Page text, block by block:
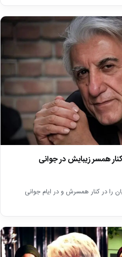
همسر زیبایش در جوانی
را در کنار همسرش و در ایام جوانی